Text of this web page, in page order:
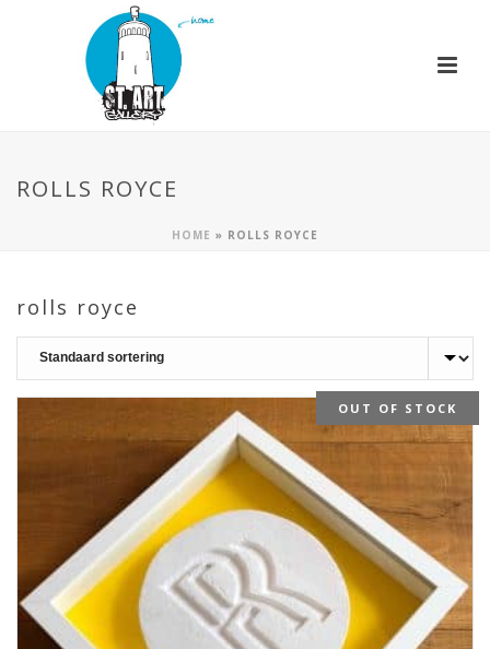
ROLLS ROYCE
HOME » ROLLS ROYCE
rolls royce
OUT OF STOCK